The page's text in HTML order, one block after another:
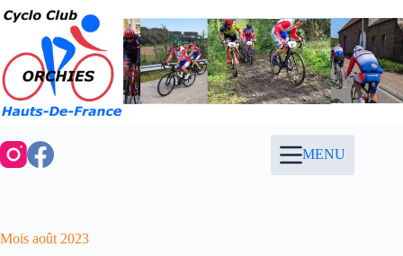
Passer
au
contenu
MENU
Mois août 2023